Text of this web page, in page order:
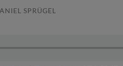
SPRÜGEL